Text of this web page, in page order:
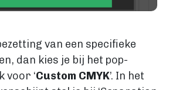
van een specifieke
dan kies je bij het pop-
voor ‘Custom CMYK’. In het